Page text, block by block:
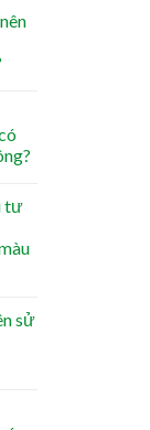
tư
sử